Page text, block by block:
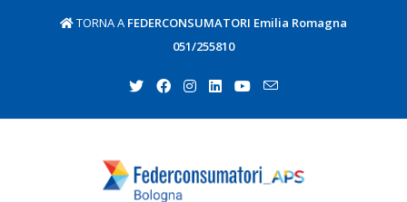
TORNA A FEDERCONSUMATORI Emilia Romagna
051/255810